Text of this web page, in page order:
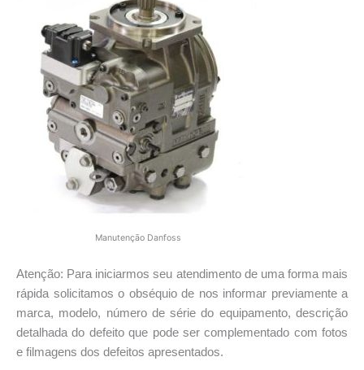
Manutençāo Danfoss
Atenção: Para iniciarmos seu atendimento de uma forma mais
rápida solicitamos o obséquio de nos informar previamente a
marca, modelo, número de série do equipamento, descrição
detalhada do defeito que pode ser complementado com fotos
e filmagens dos defeitos apresentados.